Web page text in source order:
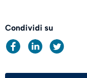
Condividi su